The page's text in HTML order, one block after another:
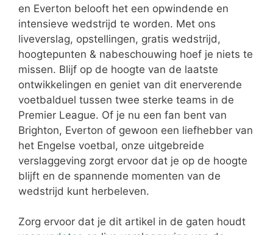
en Everton belooft het een opwindende en
intensieve wedstrijd te worden. Met ons
liveverslag, opstellingen, gratis wedstrijd,
hoogtepunten & nabeschouwing hoef je niets te
missen. Blijf op de hoogte van de laatste
ontwikkelingen en geniet van dit enerverende
voetbalduel tussen twee sterke teams in de
Premier League. Of je nu een fan bent van
Brighton, Everton of gewoon een liefhebber van
het Engelse voetbal, onze uitgebreide
verslaggeving zorgt ervoor dat je op de hoogte
blijft en de spannende momenten van de
wedstrijd kunt herbeleven.
Zorg ervoor dat je dit artikel in de gaten houdt